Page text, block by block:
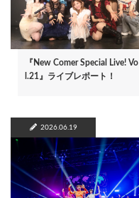
『New Comer Special Live! Vo
l.21』ライブレポート！
2026.06.19